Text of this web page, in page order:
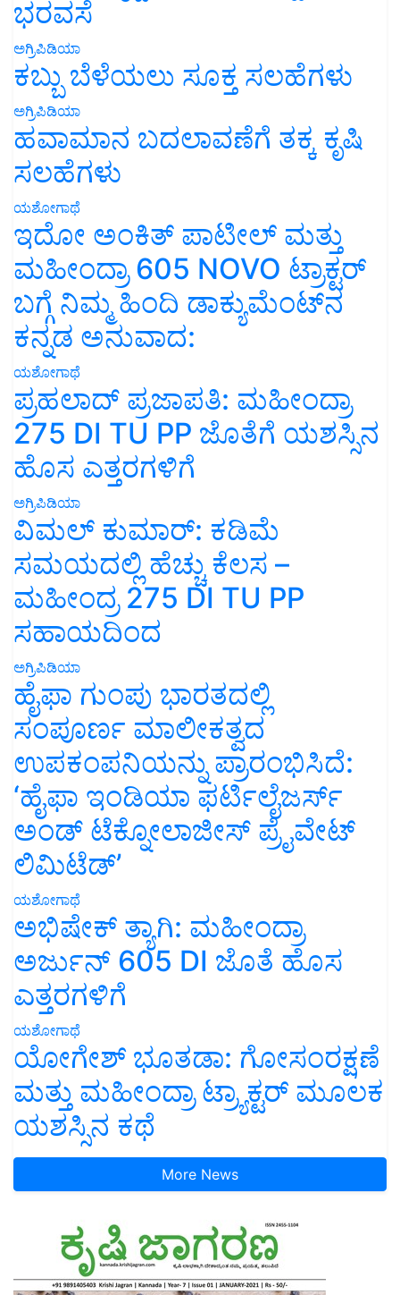
ಭರವಸೆ
ಅಗ್ರಿಪಿಡಿಯಾ
ಕಬ್ಬು ಬೆಳೆಯಲು ಸೂಕ್ತ ಸಲಹೆಗಳು
ಅಗ್ರಿಪಿಡಿಯಾ
ಹವಾಮಾನ ಬದಲಾವಣೆಗೆ ತಕ್ಕ ಕೃಷಿ
ಸಲಹೆಗಳು
ಯಶೋಗಾಥೆ
ಇದೋ ಅಂಕಿತ್ ಪಾಟೀಲ್ ಮತ್ತು
ಮಹೀಂದ್ರಾ 605 NOVO ಟ್ರಾಕ್ಟರ್
ಬಗ್ಗೆ ನಿಮ್ಮ ಹಿಂದಿ ಡಾಕ್ಯುಮೆಂಟ್‌ನ
ಕನ್ನಡ ಅನುವಾದ:
ಯಶೋಗಾಥೆ
ಪ್ರಹಲಾದ್ ಪ್ರಜಾಪತಿ: ಮಹೀಂದ್ರಾ
275 DI TU PP ಜೊತೆಗೆ ಯಶಸ್ಸಿನ
ಹೊಸ ಎತ್ತರಗಳಿಗೆ
ಅಗ್ರಿಪಿಡಿಯಾ
ವಿಮಲ್ ಕುಮಾರ್: ಕಡಿಮೆ
ಸಮಯದಲ್ಲಿ ಹೆಚ್ಚು ಕೆಲಸ –
ಮಹೀಂದ್ರ 275 DI TU PP
ಸಹಾಯದಿಂದ
ಅಗ್ರಿಪಿಡಿಯಾ
ಹೈಫಾ ಗುಂಪು ಭಾರತದಲ್ಲಿ
ಸಂಪೂರ್ಣ ಮಾಲೀಕತ್ವದ
ಉಪಕಂಪನಿಯನ್ನು ಪ್ರಾರಂಭಿಸಿದೆ:
‘ಹೈಫಾ ಇಂಡಿಯಾ ಫರ್ಟಿಲೈಜರ್ಸ್
ಅಂಡ್ ಟೆಕ್ನೋಲಾಜೀಸ್ ಪ್ರೈವೇಟ್
ಲಿಮಿಟೆಡ್’
ಯಶೋಗಾಥೆ
ಅಭಿಷೇಕ್ ತ್ಯಾಗಿ: ಮಹೀಂದ್ರಾ
ಅರ್ಜುನ್ 605 DI ಜೊತೆ ಹೊಸ
ಎತ್ತರಗಳಿಗೆ
ಯಶೋಗಾಥೆ
ಯೋಗೇಶ್ ಭೂತಡಾ: ಗೋಸಂರಕ್ಷಣೆ
ಮತ್ತು ಮಹೀಂದ್ರಾ ಟ್ರ್ಯಾಕ್ಟರ್ ಮೂಲಕ
ಯಶಸ್ಸಿನ ಕಥೆ
More News